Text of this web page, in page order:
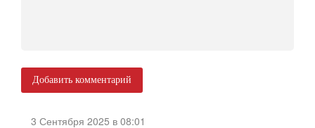
Добавить комментарий
3 Сентября 2025 в 08:01